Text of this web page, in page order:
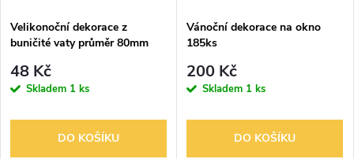
Velikonoční dekorace z
buničité vaty průměr 80mm
48 Kč
Skladem 1 ks
DO KOŠÍKU
Vánoční dekorace na okno
185ks
200 Kč
Skladem 1 ks
DO KOŠÍKU